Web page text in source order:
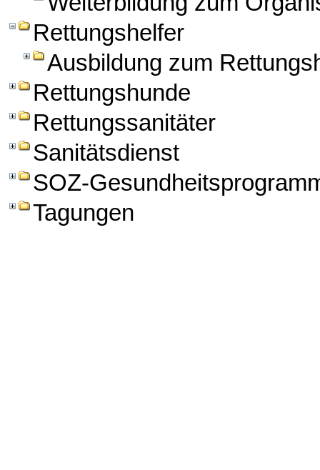
Rettungshelfer
Ausbildung zum
Rettungshunde
Rettungssanitäter
Sanitätsdienst
SOZ-
Tagungen